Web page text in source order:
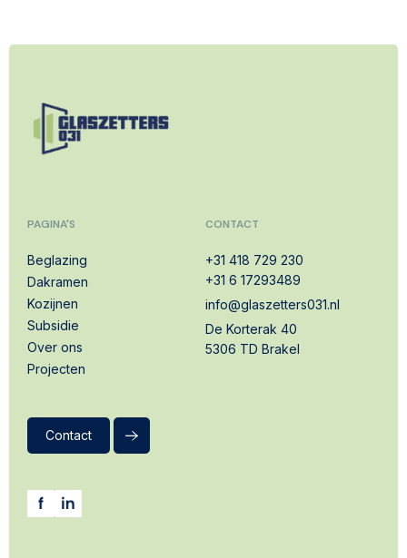
PAGINA'S
Beglazing
Dakramen
Kozijnen
Subsidie
Over ons
Projecten
CONTACT
+31 418 729 230
+31 6 17293489
info@glaszetters031.nl
De Korterak 40
5306 TD Brakel
Contact